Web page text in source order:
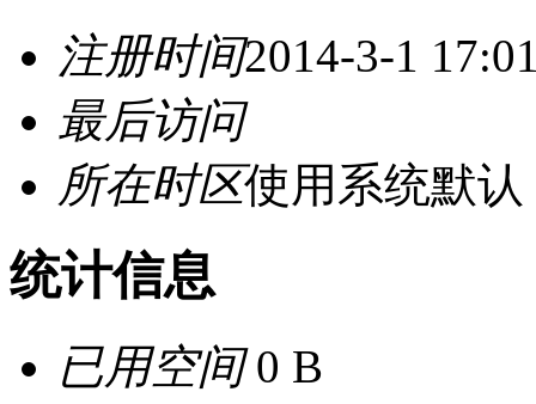
注册时间2014-3-1
最后访问
所在时区使用系统默认
统计信息
已用空间0 B